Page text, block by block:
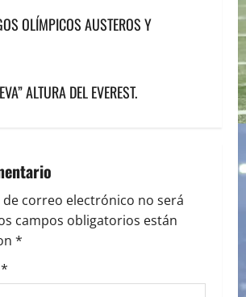
OLÍMPICOS AUSTEROS Y
ALTURA DEL EVEREST.
correo electrónico no será
campos obligatorios están
*
*